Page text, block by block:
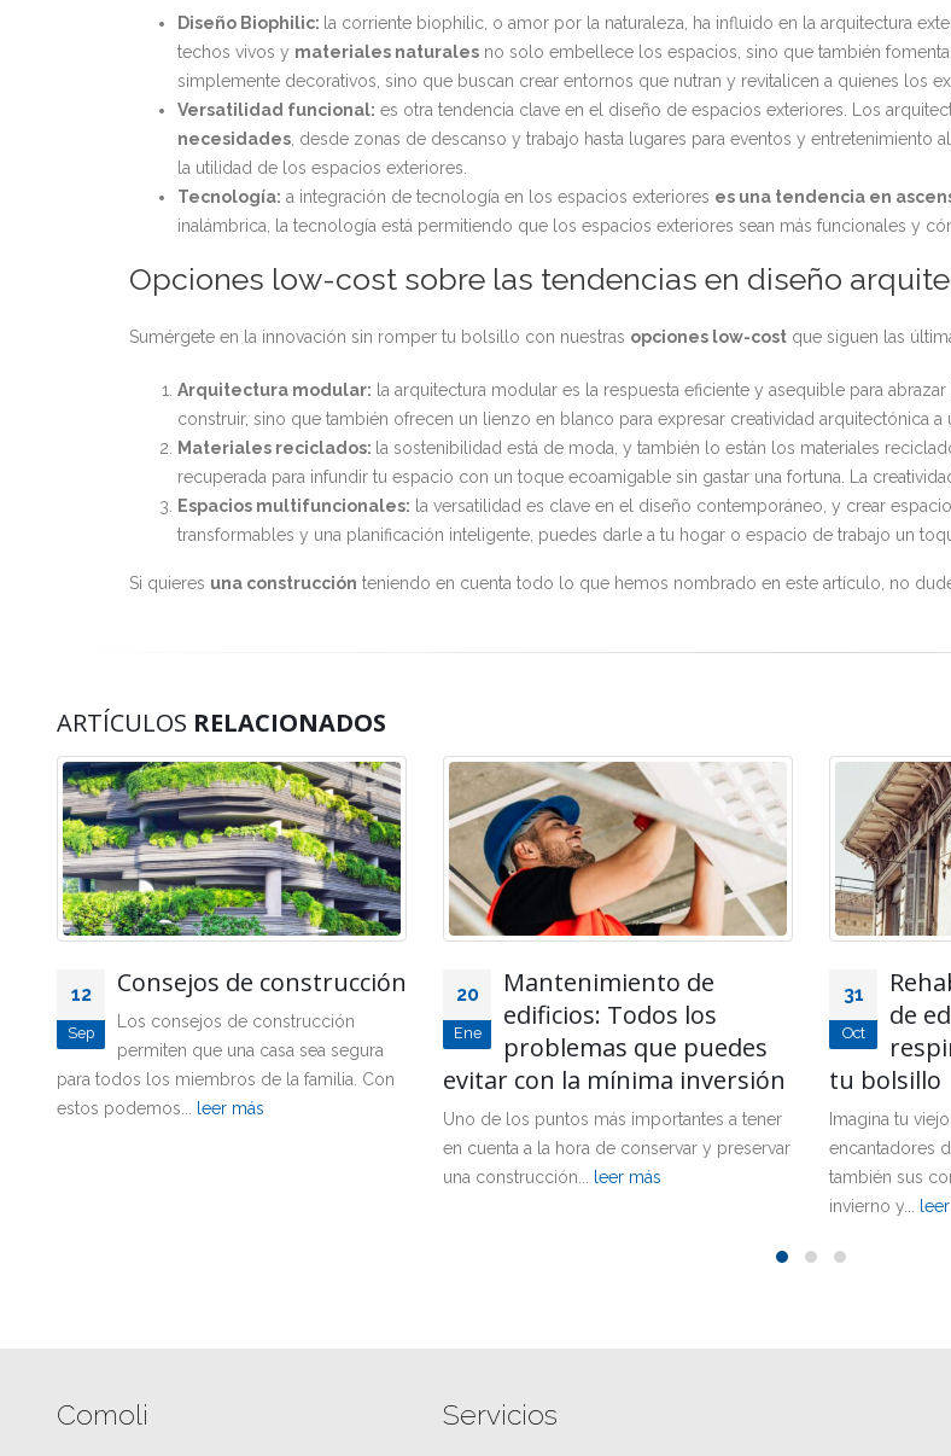
Diseño Biophilic: la corriente biophilic, o amor por la naturaleza, ha influido en la arquitectura
techos vivos y materiales naturales no solo embellece los espacios, sino que también
simplemente decorativos, sino que buscan crear entornos que nutran y revitalicen a quienes los
Versatilidad funcional: es otra tendencia clave en el diseño de espacios exteriores. Los
necesidades , desde zonas de descanso y trabajo hasta lugares para eventos y
la utilidad de los espacios exteriores.
Tecnología: a integración de tecnología en los espacios exteriores es una tendencia en
inalámbrica, la tecnología está permitiendo que los espacios exteriores sean más funcionales y
Opciones low-cost sobre las tendencias en diseño
Sumérgete en la innovación sin romper tu bolsillo con nuestras opciones low-cost que siguen las
Arquitectura modular: la arquitectura modular es la respuesta eficiente y asequible para
construir, sino que también ofrecen un lienzo en blanco para expresar creatividad arquitectónica a
Materiales reciclados: la sostenibilidad está de moda, y también lo están los materiales
recuperada para infundir tu espacio con un toque ecoamigable sin gastar una fortuna. La
Espacios multifuncionales: la versatilidad es clave en el diseño contemporáneo, y crear
transformables y una planificación inteligente, puedes darle a tu hogar o espacio de trabajo un
Si quieres una construcción teniendo en cuenta todo lo que hemos nombrado en este artículo, no
ARTÍCULOS RELACIONADOS
20
Ene
Mantenimiento de
edificios: Todos los
problemas que puedes
evitar con la mínima inversión
Uno de los puntos más importantes a tener
31
Oct
Rehabilitación energética
de edificios antiguos: un
respiro para el planeta y
tu bolsillo
Imagina tu viejo edificio, con sus
encantadores detalles arquitectónicos, pero
también sus corrientes de aire helado en
06
Jul
una
Si necesitas
en el mejor
ser una
Comoli Servicios